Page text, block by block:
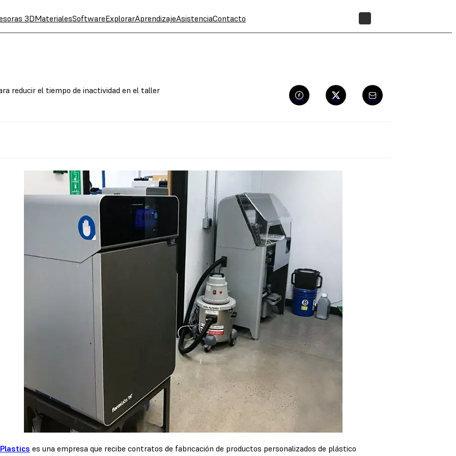
3DMaterialesSoftwareExplorarAprendizajeAsistenciaContacto
reducir el tiempo de inactividad en el taller
es una empresa que recibe contratos de fabricación de productos personalizados de plástico